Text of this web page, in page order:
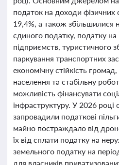
податок на доходи фізичних
19,4%, а також збільшилися
єдиного податку, податку
підприємств, туристичного
паркування транспортних
економічну стійкість громад,
населення та стабільну
можливість фінансувати
інфраструктуру. У 2026 році
запровадили податкові
майно постраждало від
їх від сплати податку на
земельного податку на
для власників